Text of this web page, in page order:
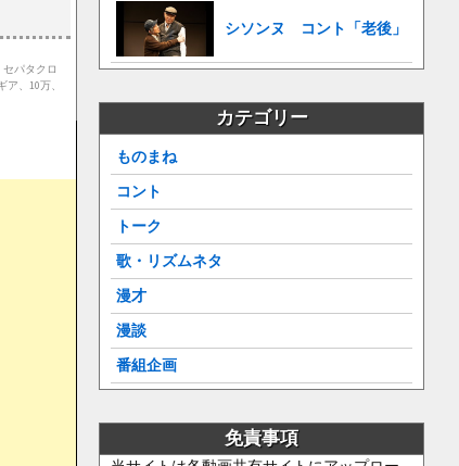
パタクロ
、10万、
シソンヌ コント「老後」
カテゴリー
ものまね
コント
トーク
歌・リズムネタ
漫才
漫談
番組企画
免責事項